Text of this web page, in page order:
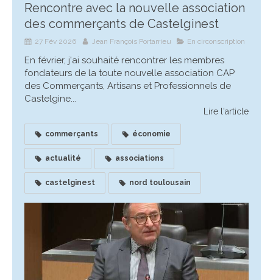
Rencontre avec la nouvelle association
des commerçants de Castelginest
27 Fév 2026 Jean François Portarrieu En circonscription
En février, j'ai souhaité rencontrer les membres
fondateurs de la toute nouvelle association CAP
des Commerçants, Artisans et Professionnels de
Castelgine...
Lire l'article
commerçants économie
actualité associations
castelginest nord toulousain